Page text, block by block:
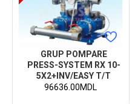
GRUP POMPARE
PRESS-SYSTEM RX 10-
5X2+INV/EASY T/T
96636.00MDL